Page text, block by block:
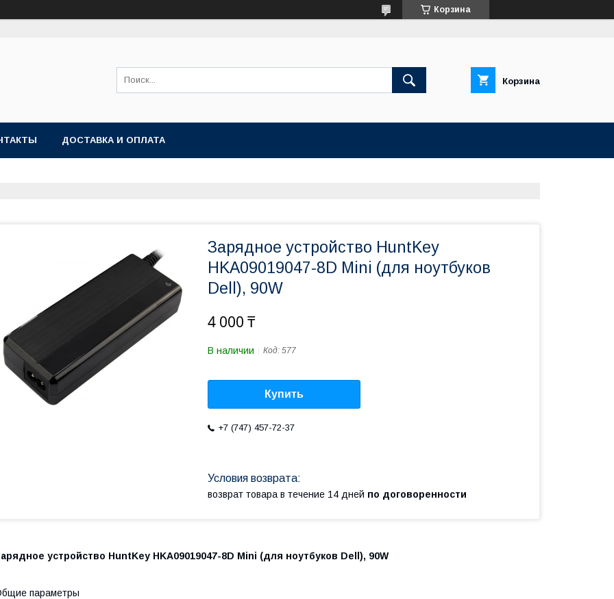
Корзина
Корзина
ДОСТАВКА И ОПЛАТА
Зарядное устройство HuntKey
HKA09019047-8D Mini (для ноутбуков
Dell), 90W
4 000 ₸
В наличии Код: 577
Купить
+7 (747) 457-72-37
возврат товара в течение 14 дней по договоренности
устройство HuntKey HKA09019047-8D Mini (для ноутбуков Dell), 90W
параметры